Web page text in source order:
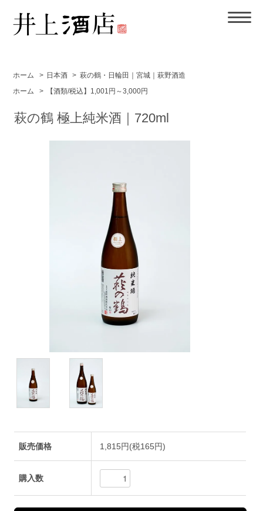
ホーム > 日本酒 > 萩の鶴・日輪田｜宮城｜萩野酒造
ホーム
> 【酒類/税込】1,001円～3,000円
萩の鶴 極上純米酒｜720ml
販売価格 1,815円(税165円)
購入数